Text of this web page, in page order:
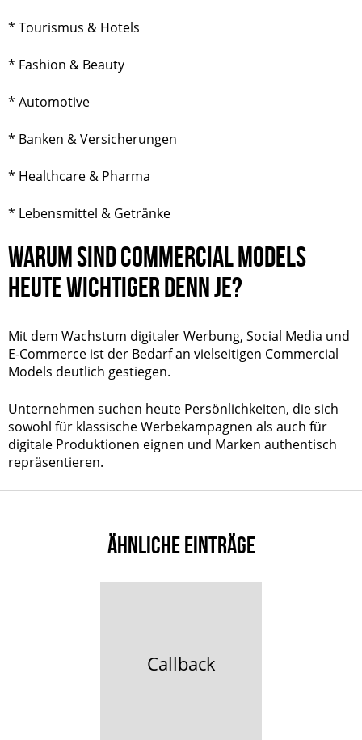
* Tourismus & Hotels
* Fashion & Beauty
* Automotive
* Banken & Versicherungen
* Healthcare & Pharma
* Lebensmittel & Getränke
WARUM SIND COMMERCIAL MODELS
HEUTE WICHTIGER DENN JE?
Mit dem Wachstum digitaler Werbung, Social Media und
E-Commerce ist der Bedarf an vielseitigen Commercial
Models deutlich gestiegen.
Unternehmen suchen heute Persönlichkeiten, die sich
sowohl für klassische Werbekampagnen als auch für
digitale Produktionen eignen und Marken authentisch
repräsentieren.
ÄHNLICHE EINTRÄGE
Callback